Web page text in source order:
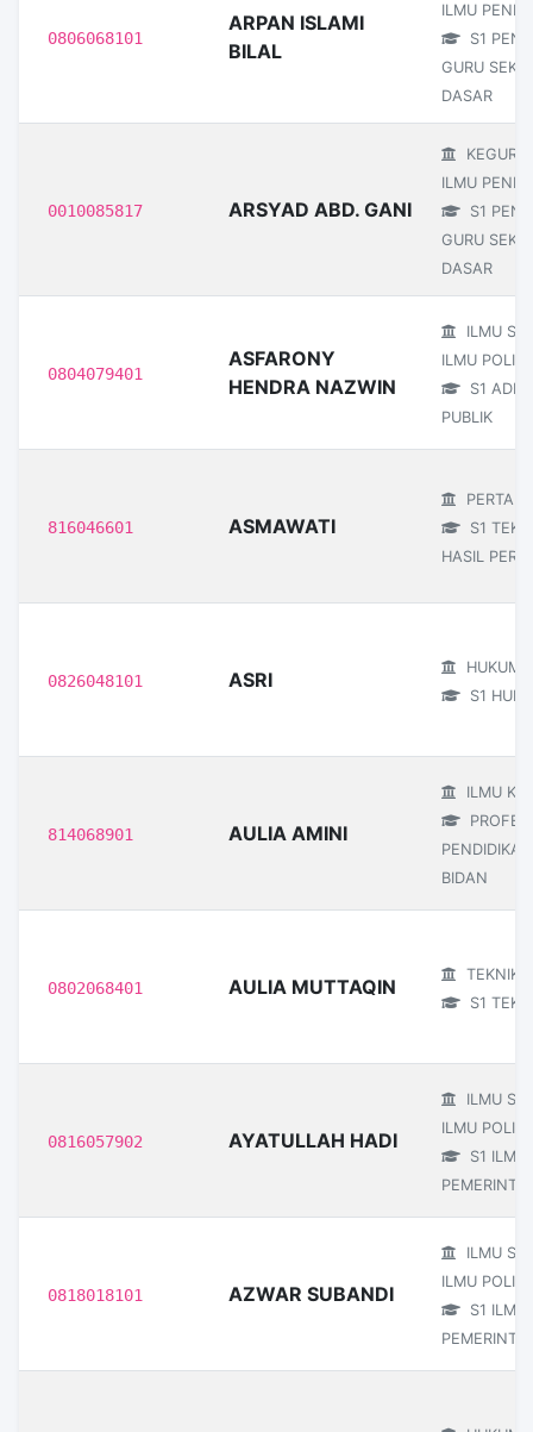
0806068101
ARPAN ISLAMI
BILAL
ILMU
S1
GURU
DASAR
0010085817 ARSYAD ABD. GANI
ILMU
S1
GURU
DASAR
0804079401
ASFARONY
HENDRA NAZWIN
ILMU
ILMU
S1
PUBLIK
816046601 ASMAWATI
S1
HASIL
0826048101 ASRI
HUKUM
S1
814068901 AULIA AMINI
ILMU
PROFESI
BIDAN
0802068401 AULIA MUTTAQIN
TEKNIK
S1
0816057902 AYATULLAH HADI
ILMU
ILMU
S1 ILMU
0818018101 AZWAR SUBANDI
ILMU
ILMU
S1 ILMU